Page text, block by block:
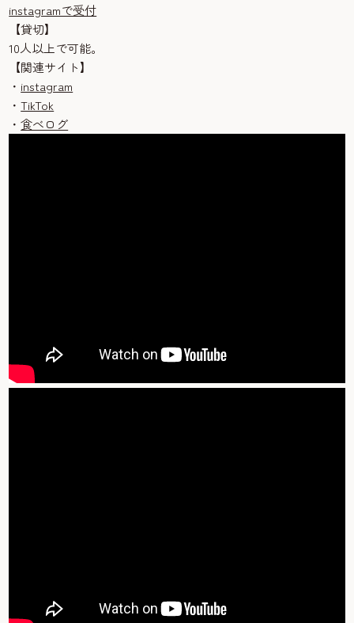
instagramで受付
【貸切】
10人以上で可能。
【関連サイト】
・ instagram
・TikTok
・食べログ